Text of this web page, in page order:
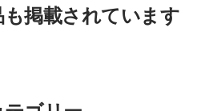
掲載されています